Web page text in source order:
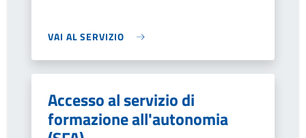
VAI AL SERVIZIO
Accesso al servizio di
formazione all'autonomia